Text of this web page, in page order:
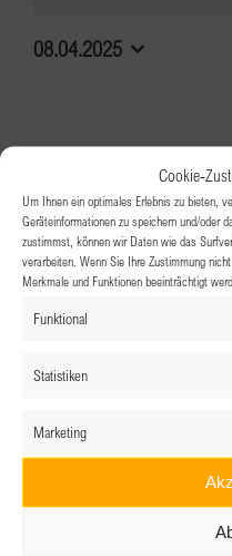
Cookie-
Um Ihnen ein optimales Erlebnis zu bieten,
Geräteinformationen zu speichern und/oder
zustimmst, können wir Daten wie das
verarbeiten. Wenn Sie Ihre Zustimmung
Merkmale und Funktionen beeinträchtigt
Funktional
Statistiken
Marketing
08.04.2025